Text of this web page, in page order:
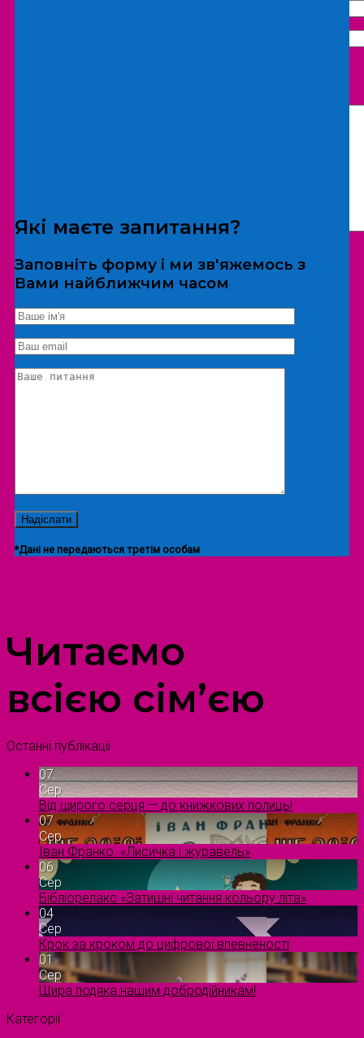
*Дані не передаються третім особам
Екскурсія/локація
Які маєте запитання?
Заповніть форму і ми зв'яжемось з
Вами найближчим часом
*Дані не передаються третім особам
Читаємо
всією сім’єю
Останні публікації
07
Сер
Від щирого серця — до книжкових полиць!
07
Сер
Іван Франко. «Лисичка і журавель»
06
Сер
Бібліорелакс «Затишні читання кольору літа»
04
Сер
Крок за кроком до цифрової впевненості
01
Сер
Щира подяка нашим добродійникам!
Категорії